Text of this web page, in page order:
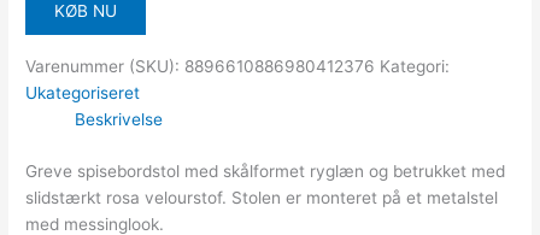
KØB NU
Varenummer (SKU): 8896610886980412376 Kategori:
Ukategoriseret
Beskrivelse
Greve spisebordstol med skålformet ryglæn og betrukket med
slidstærkt rosa velourstof. Stolen er monteret på et metalstel
med messinglook.